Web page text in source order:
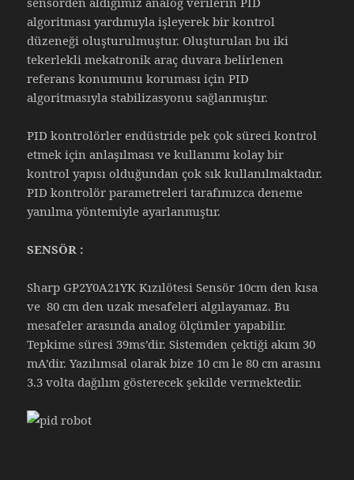
algoritması yardımıyla işleyerek bir kontrol
düzeneği oluşturulmuştur. Oluşturulan bu iki
tekerlekli mekatronik araç duvara belirlenen
referans konumunu koruması için PID
algoritmasıyla stabilizasyonu sağlanmıştır.
PID kontrolörler endüstride pek çok süreci kontrol
etmek için anlaşılması ve kullanımı kolay bir
kontrol yapısı olduğundan çok sık kullanılmaktadır.
PID kontrolör parametreleri tarafımızca deneme
yanılma yöntemiyle ayarlanmıştır.
SENSÖR :
Sharp GP2Y0A21YK Kızılötesi Sensör 10cm den kısa
ve 80 cm den uzak mesafeleri algılayamaz. Bu
mesafeler arasında analog ölçümler yapabilir.
Tepkime süresi 39ms’dir. Sistemden çektiği akım 30
mA’dir. Yazılımsal olarak bize 10 cm le 80 cm arasını
3.3 volta dağılım gösterecek şekilde vermektedir.